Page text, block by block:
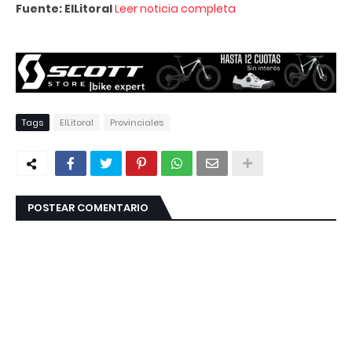
Fuente: ElLitoralLeer noticia completa
Tags ElLitoral Provinciales
POSTEAR COMENTARIO